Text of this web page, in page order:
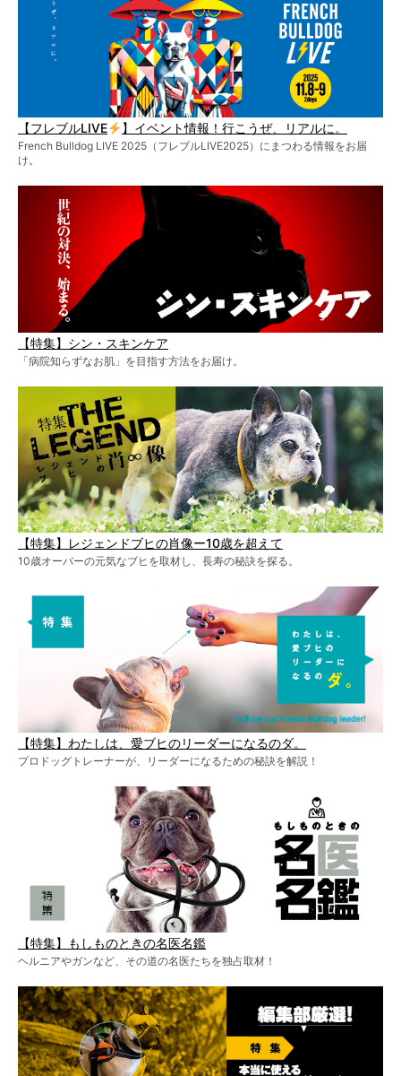
【フレブルLIVE 】イベント情報！行こうぜ、リアルに。
French Bulldog LIVE 2025（フレブルLIVE2025）にまつわる情報をお届
け。
【特集】シン・スキンケア
「病院知らずなお肌」を目指す方法をお届け。
【特集】レジェンドブヒの肖像ー10歳を超えて
10歳オーバーの元気なブヒを取材し、長寿の秘訣を探る。
【特集】わたしは、愛ブヒのリーダーになるのダ。
プロドッグトレーナーが、リーダーになるための秘訣を解説！
【特集】もしものときの名医名鑑
ヘルニアやガンなど、その道の名医たちを独占取材！